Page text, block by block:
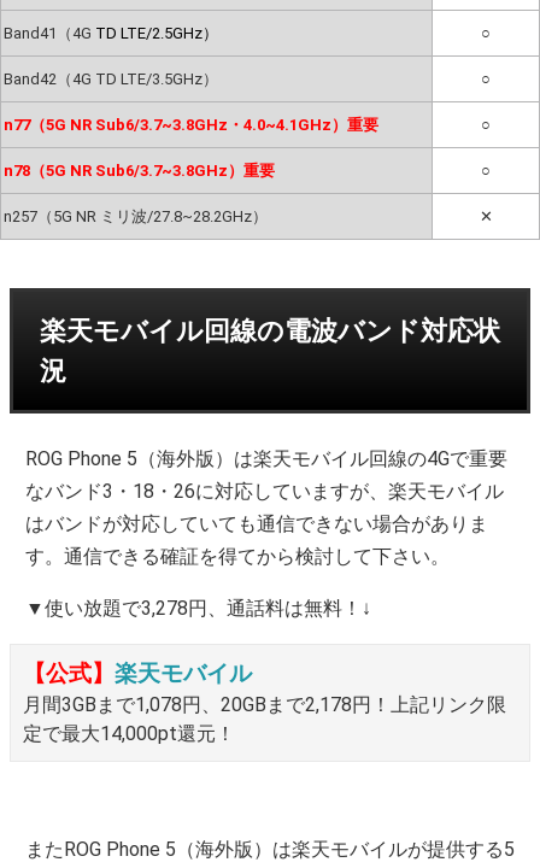
Band41（4G TD LTE/2.5GHz） ○
Band42（4G TD LTE/3.5GHz） ○
n77（5G NR Sub6/3.7~3.8GHz・4.0~4.1GHz）重要 ○
n78（5G NR Sub6/3.7~3.8GHz）重要 ○
n257（5G NR ミリ波/27.8~28.2GHz） ✕
楽天モバイル回線の電波バンド対応状
況
ROG Phone 5（海外版）は楽天モバイル回線の4Gで重要
なバンド3・18・26に対応していますが、楽天モバイル
はバンドが対応していても通信できない場合がありま
す。通信できる確証を得てから検討して下さい。
▼使い放題で3,278円、通話料は無料！↓
【公式】 楽天モバイル
月間3GBまで1,078円、20GBまで2,178円！上記リンク限
定で最大14,000pt還元！
またROG Phone 5（海外版）は楽天モバイルが提供する5